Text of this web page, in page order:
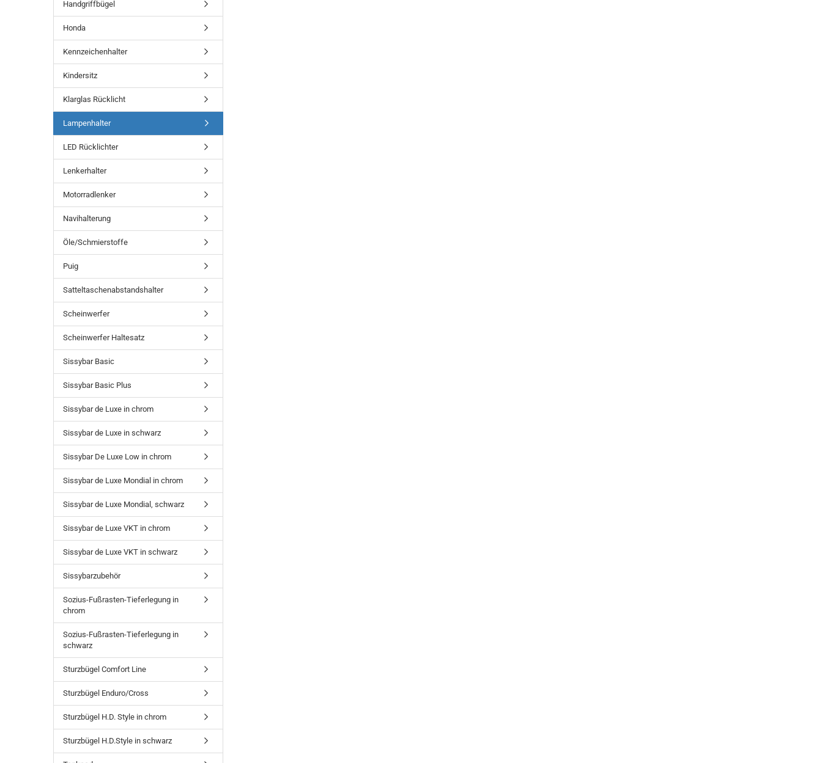
Handgriffbügel
Honda
Kennzeichenhalter
Kindersitz
Klarglas Rücklicht
Lampenhalter
LED Rücklichter
Lenkerhalter
Motorradlenker
Navihalterung
Öle/Schmierstoffe
Puig
Satteltaschenabstandshalter
Scheinwerfer
Scheinwerfer Haltesatz
Sissybar Basic
Sissybar Basic Plus
Sissybar de Luxe in chrom
Sissybar de Luxe in schwarz
Sissybar De Luxe Low in chrom
Sissybar de Luxe Mondial in chrom
Sissybar de Luxe Mondial, schwarz
Sissybar de Luxe VKT in chrom
Sissybar de Luxe VKT in schwarz
Sissybarzubehör
Sozius-Fußrasten-Tieferlegung in
chrom
Sozius-Fußrasten-Tieferlegung in
schwarz
Sturzbügel Comfort Line
Sturzbügel Enduro/Cross
Sturzbügel H.D. Style in chrom
Sturzbügel H.D.Style in schwarz